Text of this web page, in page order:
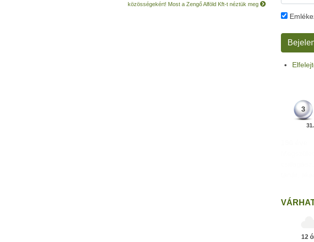
közösségekért! Most a Zengő Alföld Kft-t néztük meg
3
12